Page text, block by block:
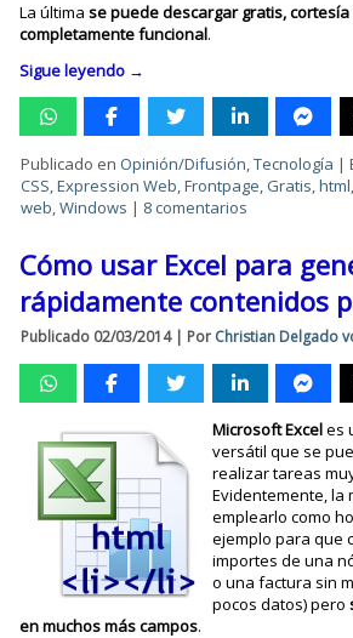
La últimase puede descargar gratis,
completamente funcional.
Sigue leyendo →
Publicado en Opinión/Difusión,Tecnología |
CSS,Expression Web,Frontpage, Gratis,html
web,Windows | 8 comentarios
Cómo usar Excel para
rápidamente contenidos
Publicado 02/03/2014| Por Christian Delgado
Microsoft Exceles
versátil que se
realizar tareas
Evidentemente, la
emplearlo como
ejemplo para que
importes de una
o una factura sin
pocos datos) pero
en muchos más campos.